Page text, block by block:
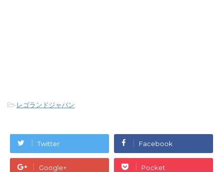
-レゴランドジャパン
Twitter Facebook
Google+ Pocket